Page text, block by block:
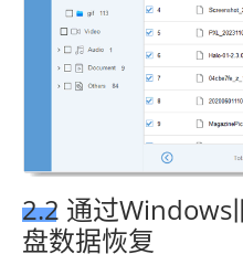
2.2 通过Windows
盘数据恢复